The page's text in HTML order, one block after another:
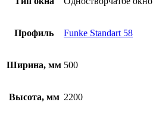
Профиль Funke Standart 58
Ширина, мм 500
Высота, мм 2200